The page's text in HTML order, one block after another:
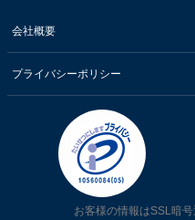
会社概要
プライバシーポリシー
お客様の情報はSSL暗